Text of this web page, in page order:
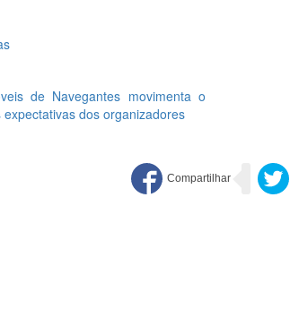
de Navegantes movimenta o
dos organizadores